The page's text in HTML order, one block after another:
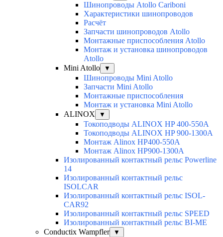
Шинопроводы Atollo Cariboni
Характеристики шинопроводов
Расчёт
Запчасти шинопроводов Atollo
Монтажные приспособления Atollo
Монтаж и установка шинопроводов
Atollo
Mini Atollo
▼
Шинопроводы Mini Atollo
Запчасти Mini Atollo
Монтажные приспособления
Монтаж и установка Mini Atollo
ALINOX
▼
Токоподводы ALINOX HP 400-550A
Токоподводы ALINOX HP 900-1300A
Монтаж Alinox HP400-550A
Монтаж Alinox HP900-1300A
Изолированный контактный рельс Powerline
14
Изолированный контактный рельс
ISOLCAR
Изолированный контактный рельс ISOL-
CAR92
Изолированный контактный рельс SPEED
Изолированный контактный рельс BI-ME
Conductix Wampfler
▼